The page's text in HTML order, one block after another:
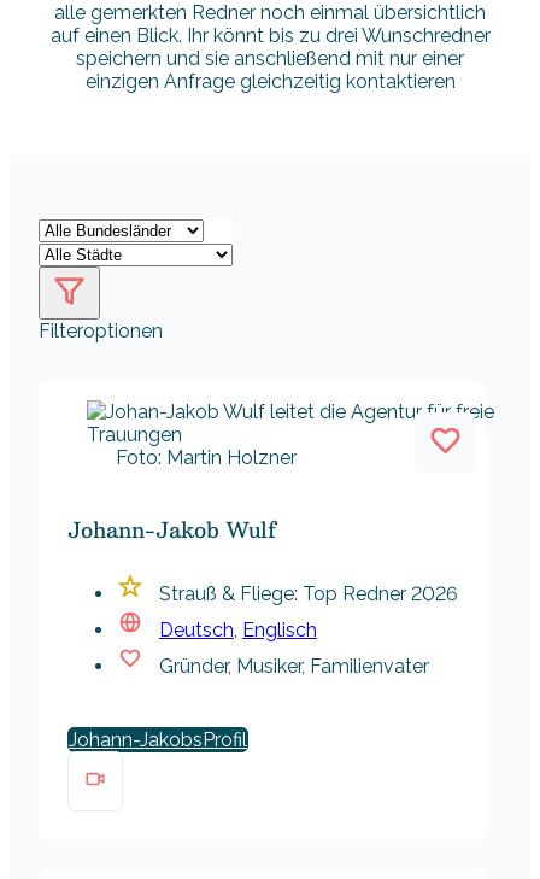
alle gemerkten Redner noch einmal übersichtlich
auf einen Blick. Ihr könnt bis zu drei Wunschredner
speichern und sie anschließend mit nur einer
einzigen Anfrage gleichzeitig kontaktieren
Filteroptionen
Foto: Martin Holzner
Johann-Jakob Wulf
Strauß & Fliege: Top Redner 2026
Deutsch, Englisch
Gründer, Musiker, Familienvater
Johann-Jakobs